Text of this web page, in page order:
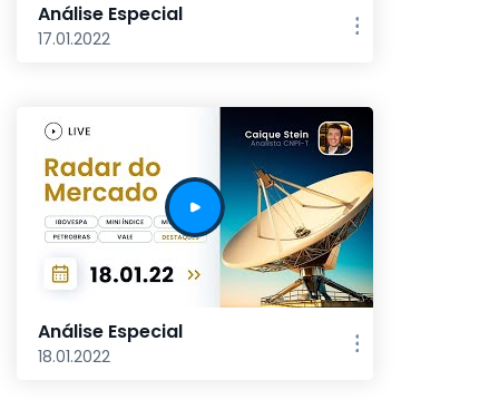
Análise Especial
17.01.2022
Análise Especial
18.01.2022